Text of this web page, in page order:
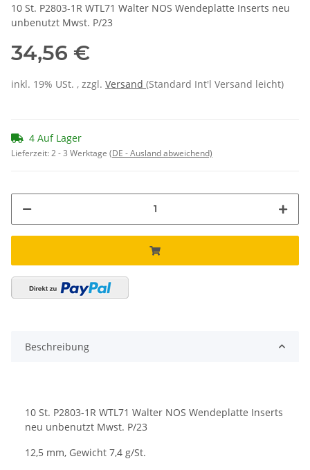
10 St. P2803-1R WTL71 Walter NOS Wendeplatte Inserts neu
unbenutzt Mwst. P/23
34,56 €
inkl. 19% USt. , zzgl. Versand (Standard Int'l Versand leicht)
4 Auf Lager
Lieferzeit:2 - 3 Werktage (DE - Ausland abweichend)
Beschreibung
10 St. P2803-1R WTL71 Walter NOS Wendeplatte Inserts
neu unbenutzt Mwst. P/23
12,5 mm, Gewicht 7,4 g/St.